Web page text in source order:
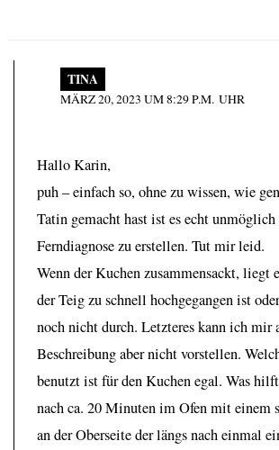
TINA
MÄRZ 20, 2023 UM 8:29 P.M. UHR
Hallo Karin,
puh – einfach so, ohne zu wissen, wie
Tatin gemacht hast ist es echt unmöglich
Ferndiagnose zu erstellen. Tut mir leid.
Wenn der Kuchen zusammensackt, liegt
der Teig zu schnell hochgegangen ist
noch nicht durch. Letzteres kann ich mir
Beschreibung aber nicht vorstellen.
benutzt ist für den Kuchen egal. Was
nach ca. 20 Minuten im Ofen mit einem
an der Oberseite der längs nach einmal